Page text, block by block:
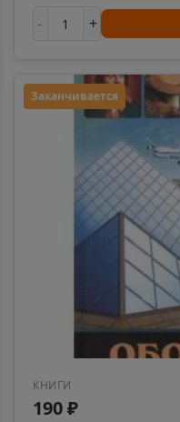
- +
Заканчивается
КНИГИ
190 ₽